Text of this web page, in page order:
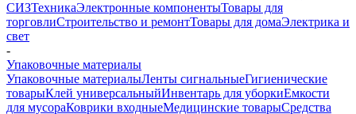
СИЗТехникаЭлектронные компонентыТовары для
торговлиСтроительство и ремонтТовары для домаЭлектрика и
свет
-
Упаковочные материалы
Упаковочные материалыЛенты сигнальныеГигиенические
товарыКлей универсальныйИнвентарь для уборкиЕмкости
для мусораКоврики входныеМедицинские товарыСредства